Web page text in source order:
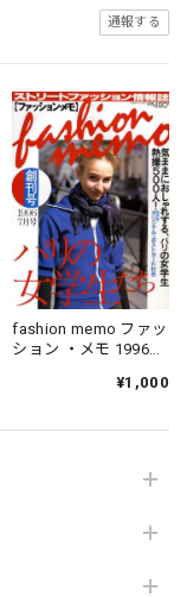
通報する
fashion memo ファッ
ション ・メモ 1996．
¥1,000